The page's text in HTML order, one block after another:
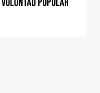
voluntad popular